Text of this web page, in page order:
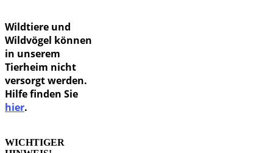
Wildtiere und
Wildvögel können
in unserem
Tierheim nicht
versorgt werden.
Hilfe finden Sie
hier.
WICHTIGER